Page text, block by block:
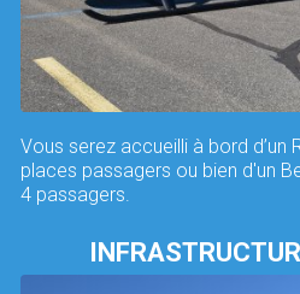
Vous serez accueilli à bord d’un
places passagers ou bien d'un
4 passagers.